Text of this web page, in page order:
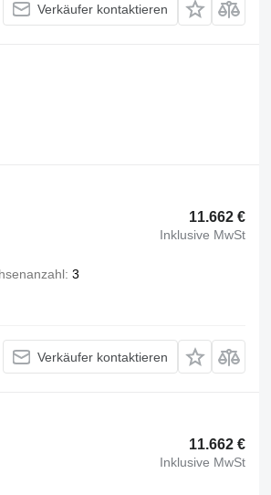
Verkäufer kontaktieren
11.662 €
Inklusive MwSt
3
Verkäufer kontaktieren
11.662 €
Inklusive MwSt